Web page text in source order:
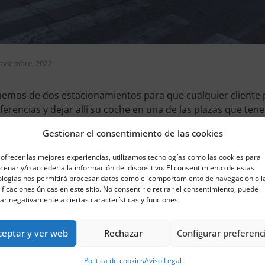
Gestionar el consentimiento de las cookies
las mejores experiencias, utilizamos tecnologías como las cookies para
y/o acceder a la información del dispositivo. El consentimiento de estas
nos permitirá procesar datos como el comportamiento de navegación o
únicas en este sitio. No consentir o retirar el consentimiento, puede
negativamente a ciertas características y funciones.
y ver web Rechazar Configurar
Política de cookiesAviso Legal
2022
de dos estacionamientos para que cualquier cliente
y dejar allí su coche en una de las plazas que
del
saber es que cuenta con
. Pero también
como son estas:
a tan solo 2 minutos del aeropuerto de Alicante. De
quienes tienen que realizar un viaje en avión y quieren
su vehículo. De esta manera, podrán llegar hasta el
podrán marcharse de él en este. Vamos, que les
tendrán que coger ningún medio de transporte público.
que reservar una plaza en parking permite